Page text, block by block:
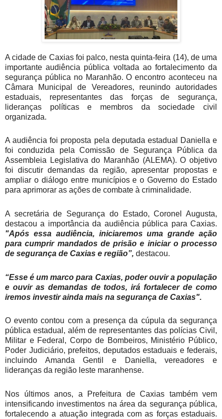
A cidade de Caxias foi palco, nesta quinta-feira (14), de uma
importante audiência pública voltada ao fortalecimento da
segurança pública no Maranhão. O encontro aconteceu na
Câmara Municipal de Vereadores, reunindo autoridades
estaduais, representantes das forças de segurança,
lideranças políticas e membros da sociedade civil
organizada.
A audiência foi proposta pela deputada estadual Daniella e
foi conduzida pela Comissão de Segurança Pública da
Assembleia Legislativa do Maranhão (ALEMA). O objetivo
foi discutir demandas da região, apresentar propostas e
ampliar o diálogo entre municípios e o Governo do Estado
para aprimorar as ações de combate à criminalidade.
A secretária de Segurança do Estado, Coronel Augusta,
destacou a importância da audiência pública para Caxias.
"Após essa audiência, iniciaremos uma grande ação
para cumprir mandados de prisão e iniciar o processo
de segurança de Caxias e região”, destacou.
“Esse é um marco para Caxias, poder ouvir a população
e ouvir as demandas de todos, irá fortalecer de como
iremos investir ainda mais na segurança de Caxias".
O evento contou com a presença da cúpula da segurança
pública estadual, além de representantes das polícias Civil,
Militar e Federal, Corpo de Bombeiros, Ministério Público,
Poder Judiciário, prefeitos, deputados estaduais e federais,
incluindo Amanda Gentil e Daniella, vereadores e
lideranças da região leste maranhense.
Nos últimos anos, a Prefeitura de Caxias também vem
intensificando investimentos na área da segurança pública,
fortalecendo a atuação integrada com as forças estaduais.